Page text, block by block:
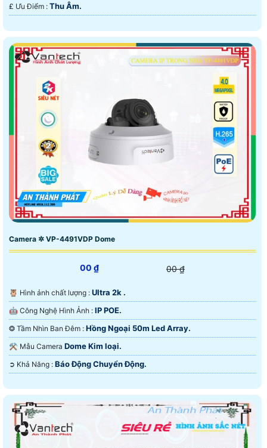
️₤ Ưu Điểm : Thu Âm.
Camera ✲ VP-4491VDP Dome
00 ₫ 00 ₫
🦉 Hình ảnh chất lượng : Ultra 2k .
🤖️ Công Nghệ Hình Ảnh : IP POE.
❂ Tầm Nhìn Ban Đêm : Hồng Ngoại 50m Led Array.
⚒ Mẫu Camera Dome Kim loại.
️➲ Khả Năng : Báo Động Chuyển Động.